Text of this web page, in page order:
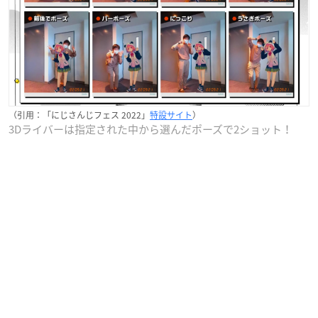
（引用：「にじさんじフェス 2022」 特設サイト）
3Dライバーは指定された中から選んだポーズで2ショット！